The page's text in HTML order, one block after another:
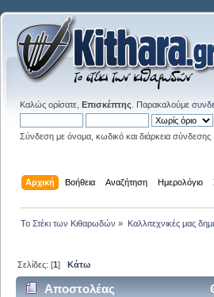
Καλώς ορίσατε, Επισκέπτης . Παρακαλούμε
Σύνδεση με όνομα, κωδικό και διάρκεια σύνδεσης
Αρχική Βοήθεια Αναζήτηση Ημερολόγιο
Το Στέκι των Κιθαρωδών » Καλλιτεχνικές μας
Σελίδες: [1]Κάτω
Αποστολέας